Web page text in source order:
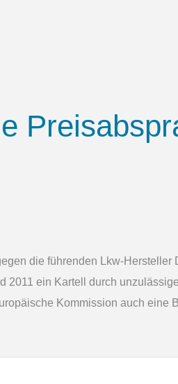
die führenden Lkw-Hersteller
2011 ein Kartell durch
Kommission auch eine